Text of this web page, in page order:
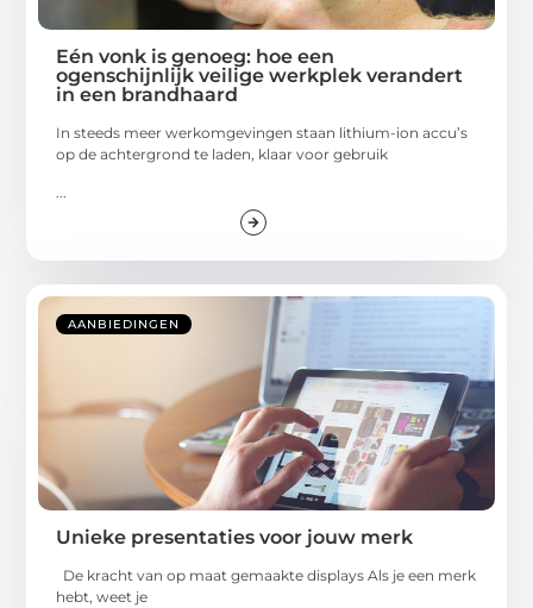
Eén vonk is genoeg: hoe een
ogenschijnlijk veilige werkplek verandert
in een brandhaard
In steeds meer werkomgevingen staan lithium-ion accu’s
op de achtergrond te laden, klaar voor gebruik
...
AANBIEDINGEN
Unieke presentaties voor jouw merk
De kracht van op maat gemaakte displays Als je een merk
hebt, weet je